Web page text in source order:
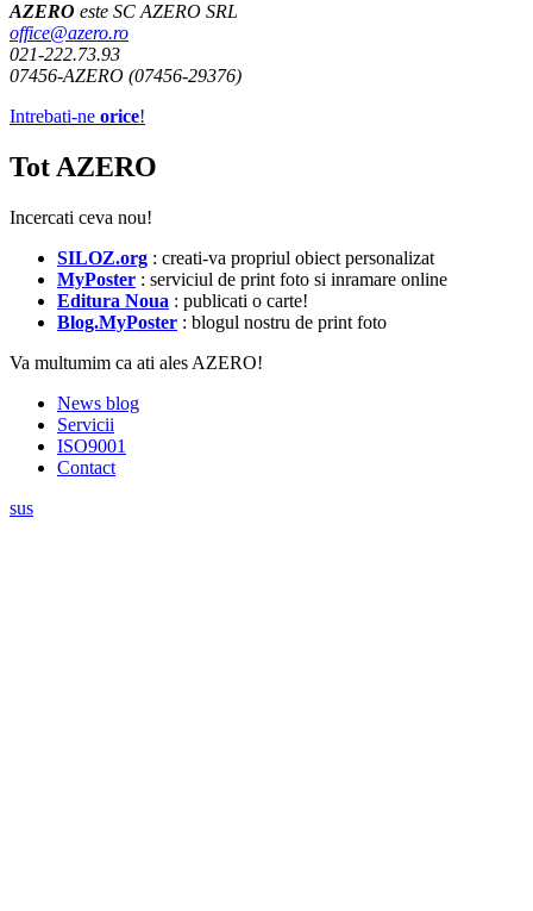
AZERO este SC AZERO SRL
office@azero.ro
021-222.73.93
07456-AZERO (07456-29376)
Intrebati-ne orice!
Tot AZERO
Incercati ceva nou!
SILOZ.org : creati-va propriul obiect personalizat
MyPoster : serviciul de print foto si inramare online
Editura Noua : publicati o carte!
Blog.MyPoster : blogul nostru de print foto
Va multumim ca ati ales AZERO!
News blog
Servicii
ISO9001
Contact
sus